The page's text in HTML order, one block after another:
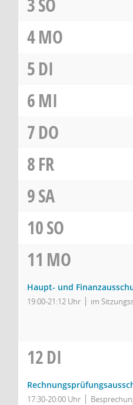
3SO
4MO
5DI
6MI
7DO
8FR
9SA
10SO
11 MO
Haupt- und
19:00-21:12 Uhr im
12DI
17:30-20:00 Uhr